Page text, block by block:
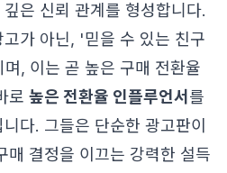
은 신뢰 관계를 형성합니다.
가 아닌, '믿을 수 있는 친구
, 이는 곧 높은 구매 전환율
로 높은 전환율 인플루언서 를
다. 그들은 단순한 광고판이
매 결정을 이끄는 강력한 설득